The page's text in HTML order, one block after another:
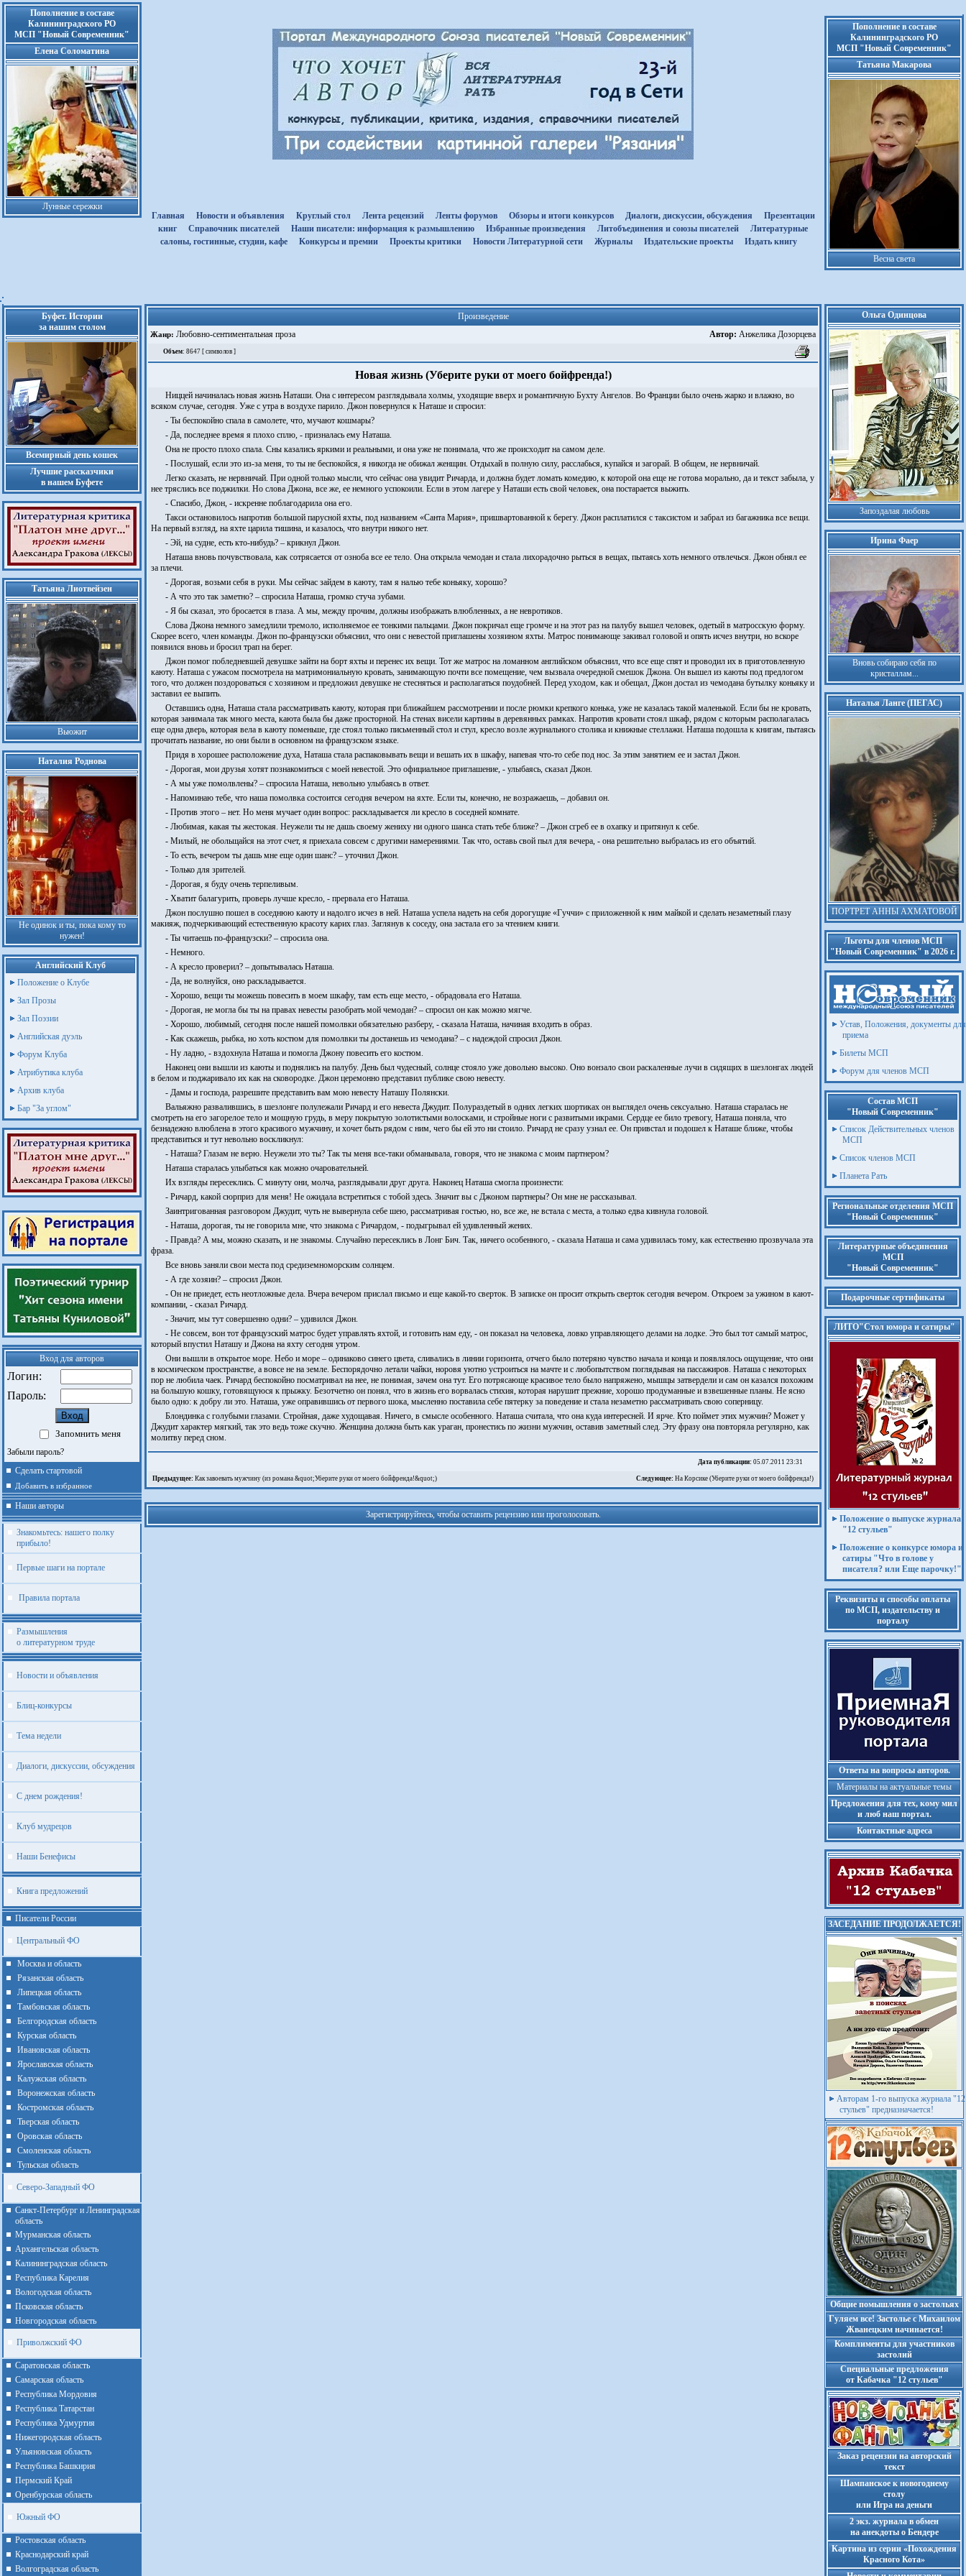
Пополнение в составе
Калининградского РО
МСП "Новый Современник"
Елена Соломатина
Лунные сережки
Главная
Новости и объявления Круглый стол Лента рецензий Ленты форумов Обзоры и итоги конкурсов Диалоги, дискуссии, обсуждения
Презентации
книг
Cправочник писателей Наши писатели: информация к размышлению Избранные произведения Литобъединения и союзы писателей
Литературные
салоны, гостинные, студии, кафе
Kонкурсы и премии Проекты критики Новости Литературной сети Журналы Издательские проекты Издать книгу
Пополнение в составе
Калининградского РО
МСП "Новый Современник"
Татьяна Макарова
Весна света
Буфет. Истории
за нашим столом
Всемирный день кошек
Лучшие рассказчики
в нашем Буфете
Татьяна Лиотвейзен
Вьюжит
Наталия Роднова
Не одинок и ты, пока кому то
нужен!
Английский Клуб
Положение о Клубе
Зал Прозы
Зал Поэзии
Английская дуэль
Форум Клуба
Атрибутика клуба
Архив клуба
Бар "За углом"
Вход для авторов
Логин:
Пароль:
Запомнить меня
Забыли пароль?
Сделать стартовой
Добавить в избранное
Наши авторы
Знакомьтесь: нашего полку
прибыло!
Первые шаги на портале
Правила портала
Размышления
о литературном труде
Новости и объявления
Блиц-конкурсы
Тема недели
Диалоги, дискуссии, обсуждения
С днем рождения!
Клуб мудрецов
Наши Бенефисы
Книга предложений
Писатели России
Центральный ФО
Москва и область
Рязанская область
Липецкая область
Тамбовская область
Белгородская область
Курская область
Ивановская область
Ярославская область
Калужская область
Воронежская область
Костромская область
Тверская область
Оровская область
Смоленская область
Тульская область
Северо-Западный ФО
Санкт-Петербург и Ленинградская
область
Мурманская область
Архангельская область
Калининградская область
Республика Карелия
Вологодская область
Псковская область
Новгородская область
Приволжский ФО
Cаратовская область
Cамарская область
Республика Мордовия
Республика Татарстан
Республика Удмуртия
Нижегородская область
Ульяновская область
Республика Башкирия
Пермский Край
Оренбурская область
Южный ФО
Ростовская область
Краснодарский край
Волгоградская область
Произведение
Жанр: Любовно-сентиментальная проза Автор: Анжелика Дозорцева
Объем: 8647 [ символов ]
Новая жизнь (Уберите руки от моего бойфренда!)
Ниццей начиналась новая жизнь Наташи. Она с интересом разглядывала холмы, уходящие вверх и романтичную Бухту Ангелов. Во Франции было очень жарко и влажно, во
всяком случае, сегодня. Уже с утра в воздухе парило. Джон повернулся к Наташе и спросил:
- Ты беспокойно спала в самолете, что, мучают кошмары?
- Да, последнее время я плохо сплю, - призналась ему Наташа.
Она не просто плохо спала. Сны казались яркими и реальными, и она уже не понимала, что же происходит на самом деле.
- Послушай, если это из-за меня, то ты не беспокойся, я никогда не обижал женщин. Отдыхай в полную силу, расслабься, купайся и загорай. В общем, не нервничай.
Легко сказать, не нервничай. При одной только мысли, что сейчас она увидит Ричарда, и должна будет ломать комедию, к которой она еще не готова морально, да и текст забыла, у
нее тряслись все поджилки. Но слова Джона, все же, ее немного успокоили. Если в этом лагере у Наташи есть свой человек, она постарается выжить.
- Спасибо, Джон, - искренне поблагодарила она его.
Такси остановилось напротив большой парусной яхты, под названием «Санта Мария», пришвартованной к берегу. Джон расплатился с таксистом и забрал из багажника все вещи.
На первый взгляд, на яхте царила тишина, и казалось, что внутри никого нет.
- Эй, на судне, есть кто-нибудь? – крикнул Джон.
Наташа вновь почувствовала, как сотрясается от озноба все ее тело. Она открыла чемодан и стала лихорадочно рыться в вещах, пытаясь хоть немного отвлечься. Джон обнял ее
за плечи.
- Дорогая, возьми себя в руки. Мы сейчас зайдем в каюту, там я налью тебе коньяку, хорошо?
- А что это так заметно? – спросила Наташа, громко стуча зубами.
- Я бы сказал, это бросается в глаза. А мы, между прочим, должны изображать влюбленных, а не невротиков.
Слова Джона немного замедлили тремоло, исполняемое ее тонкими пальцами. Джон покричал еще громче и на этот раз на палубу вышел человек, одетый в матросскую форму.
Скорее всего, член команды. Джон по-французски объяснил, что они с невестой приглашены хозяином яхты. Матрос понимающе закивал головой и опять исчез внутри, но вскоре
появился вновь и бросил трап на берег.
Джон помог побледневшей девушке зайти на борт яхты и перенес их вещи. Тот же матрос на ломанном английском объяснил, что все еще спят и проводил их в приготовленную
каюту. Наташа с ужасом посмотрела на матримониальную кровать, занимающую почти все помещение, чем вызвала очередной смешок Джона. Он вышел из каюты под предлогом
того, что должен поздороваться с хозяином и предложил девушке не стесняться и располагаться поудобней. Перед уходом, как и обещал, Джон достал из чемодана бутылку коньяку и
заставил ее выпить.
Оставшись одна, Наташа стала рассматривать каюту, которая при ближайшем рассмотрении и после рюмки крепкого конька, уже не казалась такой маленькой. Если бы не кровать,
которая занимала так много места, каюта была бы даже просторной. На стенах висели картины в деревянных рамках. Напротив кровати стоял шкаф, рядом с которым располагалась
еще одна дверь, которая вела в каюту поменьше, где стоял только письменный стол и стул, кресло возле журнального столика и книжные стеллажи. Наташа подошла к книгам, пытаясь
прочитать название, но они были в основном на французском языке.
Придя в хорошее расположение духа, Наташа стала распаковывать вещи и вешать их в шкафу, напевая что-то себе под нос. За этим занятием ее и застал Джон.
- Дорогая, мои друзья хотят познакомиться с моей невестой. Это официальное приглашение, - улыбаясь, сказал Джон.
- А мы уже помолвлены? – спросила Наташа, невольно улыбаясь в ответ.
- Напоминаю тебе, что наша помолвка состоится сегодня вечером на яхте. Если ты, конечно, не возражаешь, – добавил он.
- Против этого – нет. Но меня мучает один вопрос: раскладывается ли кресло в соседней комнате.
- Любимая, какая ты жестокая. Неужели ты не дашь своему жениху ни одного шанса стать тебе ближе? – Джон сгреб ее в охапку и притянул к себе.
- Милый, не обольщайся на этот счет, я приехала совсем с другими намерениями. Так что, оставь свой пыл для вечера, - она решительно выбралась из его объятий.
- То есть, вечером ты дашь мне еще один шанс? – уточнил Джон.
- Только для зрителей.
- Дорогая, я буду очень терпеливым.
- Хватит балагурить, проверь лучше кресло, - прервала его Наташа.
Джон послушно пошел в соседнюю каюту и надолго исчез в ней. Наташа успела надеть на себя дорогущие «Гуччи» с приложенной к ним майкой и сделать незаметный глазу
макияж, подчеркивающий естественную красоту карих глаз. Заглянув к соседу, она застала его за чтением книги.
- Ты читаешь по-французски? – спросила она.
- Немного.
- А кресло проверил? – допытывалась Наташа.
- Да, не волнуйся, оно раскладывается.
- Хорошо, вещи ты можешь повесить в моем шкафу, там есть еще место, - обрадовала его Наташа.
- Дорогая, не могла бы ты на правах невесты разобрать мой чемодан? – спросил он как можно мягче.
- Хорошо, любимый, сегодня после нашей помолвки обязательно разберу, - сказала Наташа, начиная входить в образ.
- Как скажешь, рыбка, но хоть костюм для помолвки ты достанешь из чемодана? – с надеждой спросил Джон.
- Ну ладно, - вздохнула Наташа и помогла Джону повесить его костюм.
Наконец они вышли из каюты и поднялись на палубу. День был чудесный, солнце стояло уже довольно высоко. Оно вонзало свои раскаленные лучи в сидящих в шезлонгах людей
в белом и поджаривало их как на сковородке. Джон церемонно представил публике свою невесту.
- Дамы и господа, разрешите представить вам мою невесту Наташу Полянски.
Вальяжно развалившись, в шезлонге полулежали Ричард и его невеста Джудит. Полураздетый в одних легких шортиках он выглядел очень сексуально. Наташа старалась не
смотреть на его загорелое тело и мощную грудь, в меру покрытую золотистыми волосками, и стройные ноги с развитыми икрами. Сердце ее било тревогу, Наташа поняла, что
безнадежно влюблена в этого красивого мужчину, и хочет быть рядом с ним, чего бы ей это ни стоило. Ричард не сразу узнал ее. Он привстал и подошел к Наташе ближе, чтобы
представиться и тут невольно воскликнул:
- Наташа? Глазам не верю. Неужели это ты? Так ты меня все-таки обманывала, говоря, что не знакома с моим партнером?
Наташа старалась улыбаться как можно очаровательней.
Их взгляды пересеклись. С минуту они, молча, разглядывали друг друга. Наконец Наташа смогла произнести:
- Ричард, какой сюрприз для меня! Не ожидала встретиться с тобой здесь. Значит вы с Джоном партнеры? Он мне не рассказывал.
Заинтригованная разговором Джудит, чуть не вывернула себе шею, рассматривая гостью, но, все же, не встала с места, а только едва кивнула головой.
- Наташа, дорогая, ты не говорила мне, что знакома с Ричардом, - подыгрывал ей удивленный жених.
- Правда? А мы, можно сказать, и не знакомы. Случайно пересеклись в Лонг Бич. Так, ничего особенного, - сказала Наташа и сама удивилась тому, как естественно прозвучала эта
фраза.
Все вновь заняли свои места под средиземноморским солнцем.
- А где хозяин? – спросил Джон.
- Он не приедет, есть неотложные дела. Вчера вечером прислал письмо и еще какой-то сверток. В записке он просит открыть сверток сегодня вечером. Откроем за ужином в кают-
компании, - сказал Ричард.
- Значит, мы тут совершенно одни? – удивился Джон.
- Не совсем, вон тот французский матрос будет управлять яхтой, и готовить нам еду, - он показал на человека, ловко управляющего делами на лодке. Это был тот самый матрос,
который впустил Наташу и Джона на яхту сегодня утром.
Они вышли в открытое море. Небо и море – одинаково синего цвета, сливались в линии горизонта, отчего было потеряно чувство начала и конца и появлялось ощущение, что они
в космическом пространстве, а вовсе не на земле. Беспорядочно летали чайки, норовя уютно устроиться на мачте и с любопытством поглядывая на пассажиров. Наташа с некоторых
пор не любила чаек. Ричард беспокойно посматривал на нее, не понимая, зачем она тут. Его потрясающе красивое тело было напряжено, мышцы затвердели и сам он казался похожим
на большую кошку, готовящуюся к прыжку. Безотчетно он понял, что в жизнь его ворвалась стихия, которая нарушит прежние, хорошо продуманные и взвешенные планы. Не ясно
было одно: к добру ли это. Наташа, уже оправившись от первого шока, мысленно поставила себе пятерку за поведение и стала незаметно рассматривать свою соперницу.
Блондинка с голубыми глазами. Стройная, даже худощавая. Ничего, в смысле особенного. Наташа считала, что она куда интересней. И ярче. Кто поймет этих мужчин? Может у
Джудит характер мягкий, так это ведь тоже скучно. Женщина должна быть как ураган, пронестись по жизни мужчин, оставив заметный след. Эту фразу она повторяла регулярно, как
молитву перед сном.
Дата публикации: 05.07.2011 23:31
Предыдущее: Как завоевать мужчину (из романа &quot;Уберите руки от моего бойфренда!&quot;) Следующее: На Корсике (Уберите руки от моего бойфренда!)
Зарегистрируйтесь, чтобы оставить рецензию или проголосовать.
Ольга Одинцова
Запоздалая любовь
Ирина Фаер
Вновь собираю себя по
кристаллам...
Наталья Ланге (ПЕГАС)
ПОРТРЕТ АННЫ АХМАТОВОЙ
Льготы для членов МСП
"Новый Современник" в 2026 г.
Устав, Положения, документы для
приема
Билеты МСП
Форум для членов МСП
Состав МСП
"Новый Современник"
Список Действительных членов
МСП
Список членов МСП
Планета Рать
Региональные отделения МСП
"Новый Современник"
Литературные объединения
МСП
"Новый Современник"
Подарочные сертификаты
ЛИТО"Стол юмора и сатиры"
Положение о выпуске журнала
"12 стульев"
Положение о конкурсе юмора и
сатиры "Что в голове у
писателя? или Еще парочку!"
Реквизиты и способы оплаты
по МСП, издательству и
порталу
Ответы на вопросы авторов.
Материалы на актуальные темы
Предложения для тех, кому мил
и люб наш портал.
Контактные адреса
ЗАСЕДАНИЕ ПРОДОЛЖАЕТСЯ!
Авторам 1-го выпуска журнала "12
стульев" предназначается!
Общие помышления о застольях
Гуляем все! Застолье с Михаилом
Жванецким начинается!
Комплименты для участников
застолий
Cпециальные предложения
от Кабачка "12 стульев"
Заказ рецензии на авторский
текст
Шампанское к новогоднему
столу
или Игра на деньги
2 экз. журнала в обмен
на анекдоты о Бендере
Картина из серии «Похождения
Красного Кота»